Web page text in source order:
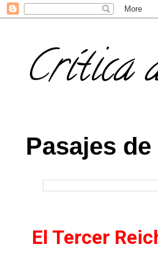
Crítica
Pasajes
El Tercer